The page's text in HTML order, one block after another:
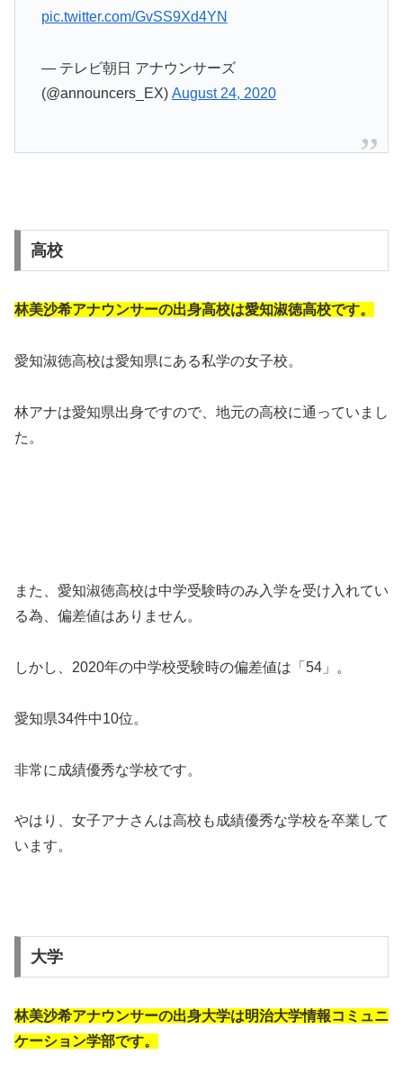
pic.twitter.com/GvSS9Xd4YN
— テレビ朝日 アナウンサーズ
(@announcers_EX) August 24, 2020
高校
林美沙希アナウンサーの出身高校は愛知淑徳高校です。
愛知淑徳高校は愛知県にある私学の女子校。
林アナは愛知県出身ですので、地元の高校に通っていまし
た。
また、愛知淑徳高校は中学受験時のみ入学を受け入れてい
る為、偏差値はありません。
しかし、2020年の中学校受験時の偏差値は「54」。
愛知県34件中10位。
非常に成績優秀な学校です。
やはり、女子アナさんは高校も成績優秀な学校を卒業して
います。
大学
林美沙希アナウンサーの出身大学は明治大学情報コミュニ
ケーション学部です。